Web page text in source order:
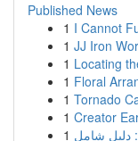
Published News
1 I Cannot
1 JJ Iron
1 Locating
1 Floral
1 Tornado
1 Creator
1 دليل شامل